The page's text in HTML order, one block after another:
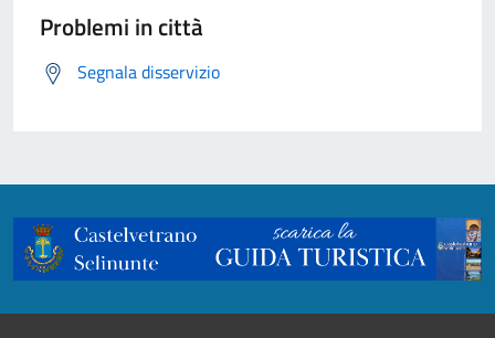
Problemi in città
Segnala disservizio